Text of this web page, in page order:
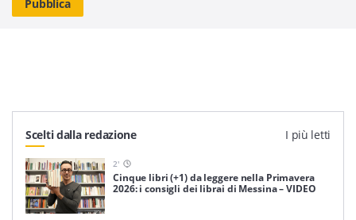
Scelti dalla redazione I più letti
2'
Cinque libri (+1) da leggere nella Primavera
2026: i consigli dei librai di Messina – VIDEO